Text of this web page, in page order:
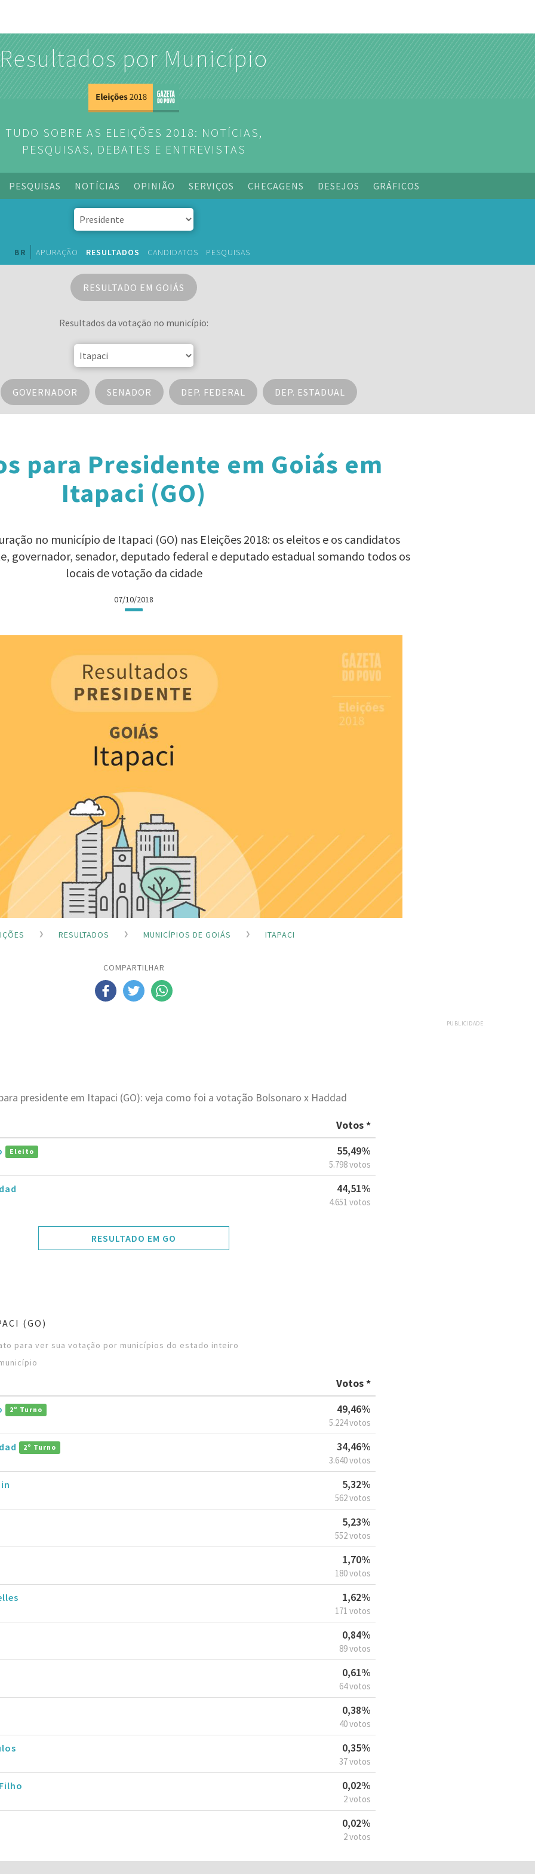
Resultados por Município
TUDO SOBRE AS ELEIÇÕES 2018: NOTÍCIAS,
PESQUISAS, DEBATES E ENTREVISTAS
PESQUISAS NOTÍCIAS OPINIÃO SERVIÇOS CHECAGENS DESEJOS GRÁFICOS
BR APURAÇÃO RESULTADOS CANDIDATOS PESQUISAS
RESULTADO EM GOIÁS
Resultados da votação no município:
GOVERNADOR SENADOR DEP. FEDERAL DEP. ESTADUAL
para Presidente em Goiás em
Itapaci (GO)
no município de Itapaci (GO) nas Eleições 2018: os eleitos e os candidatos
governador, senador, deputado federal e deputado estadual somando todos os
locais de votação da cidade
07/10/2018
RESULTADOS MUNICÍPIOS DE GOIÁS ITAPACI
COMPARTILHAR
PUBLICIDADE
presidente em Itapaci (GO): veja como foi a votação Bolsonaro x Haddad
Votos *
Eleito 55,49%
5.798 votos
44,51%
4.651 votos
RESULTADO EM GO
(GO)
para ver sua votação por municípios do estado inteiro
Votos *
2º Turno 49,46%
5.224 votos
2º Turno 34,46%
3.640 votos
5,32%
562 votos
5,23%
552 votos
1,70%
180 votos
1,62%
171 votos
0,84%
89 votos
0,61%
64 votos
0,38%
40 votos
0,35%
37 votos
0,02%
2 votos
0,02%
2 votos